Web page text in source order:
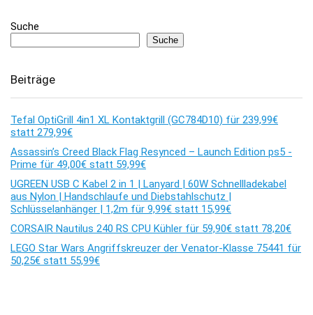
Suche
Suche
Beiträge
Tefal OptiGrill 4in1 XL Kontaktgrill (GC784D10) für 239,99€
statt 279,99€
Assassin’s Creed Black Flag Resynced – Launch Edition ps5 -
Prime für 49,00€ statt 59,99€
UGREEN USB C Kabel 2 in 1 | Lanyard | 60W Schnellladekabel
aus Nylon | Handschlaufe und Diebstahlschutz |
Schlüsselanhänger | 1,2m für 9,99€ statt 15,99€
CORSAIR Nautilus 240 RS CPU Kühler für 59,90€ statt 78,20€
LEGO Star Wars Angriffskreuzer der Venator-Klasse 75441 für
50,25€ statt 55,99€